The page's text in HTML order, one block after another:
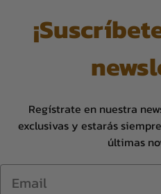
Regístrate en nuestra
exclusivas y estarás
últimas
Email